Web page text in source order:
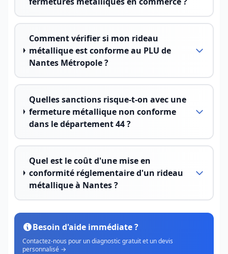
Comment vérifier si mon rideau
métallique est conforme au PLU de
Nantes Métropole ?
Quelles sanctions risque-t-on avec une
fermeture métallique non conforme
dans le département 44 ?
Quel est le coût d'une mise en
conformité réglementaire d'un rideau
métallique à Nantes ?
Besoin d'aide immédiate ?
Contactez-nous pour un diagnostic gratuit et un devis
personnalisé →